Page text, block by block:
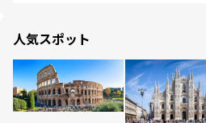
人気スポット